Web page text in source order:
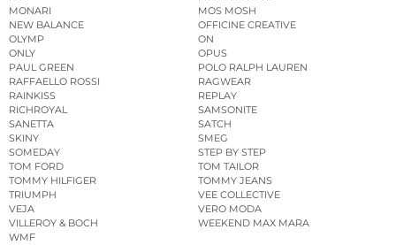
MONARI
MOS MOSH
NEW BALANCE
OFFICINE CREATIVE
OLYMP
ON
ONLY
OPUS
PAUL GREEN
POLO RALPH LAUREN
RAFFAELLO ROSSI
RAGWEAR
RAINKISS
REPLAY
RICHROYAL
SAMSONITE
SANETTA
SATCH
SKINY
SMEG
SOMEDAY
STEP BY STEP
TOM FORD
TOM TAILOR
TOMMY HILFIGER
TOMMY JEANS
TRIUMPH
VEE COLLECTIVE
VEJA
VERO MODA
VILLEROY & BOCH
WEEKEND MAX MARA
WMF